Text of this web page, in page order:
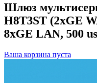
Шлюз
H8T3ST (2xGE
8xGE LAN, 500
Ваша корзина пуста